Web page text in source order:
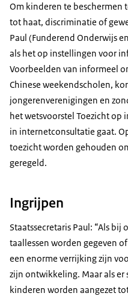
Om kinderen te beschermen
tot haat, discriminatie of
Paul (Funderend Onderwijs
als het op instellingen voor
Voorbeelden van informeel
Chinese weekendscholen,
jongerenverenigingen en
het wetsvoorstel Toezicht
in internetconsultatie gaat.
toezicht worden gehouden
geregeld.
Ingrijpen
Staatssecretaris Paul: “Als
taallessen worden gegeven
een enorme verrijking zijn
zijn ontwikkeling. Maar als er
kinderen worden aangezet